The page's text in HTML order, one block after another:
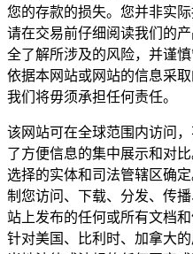
您的存款的损失。您并非实
请在交易前仔细阅读我们的
全了解所涉及的风险，并谨
依据本网站或网站的信息采
我们将毋须承担任何责任。
该网站可在全球范围内访问
了方便信息的集中展示和对
选择的实体和司法管辖区确
制您访问、下载、分发、传
站上发布的任何或所有文档
针对美国、比利时、加拿大